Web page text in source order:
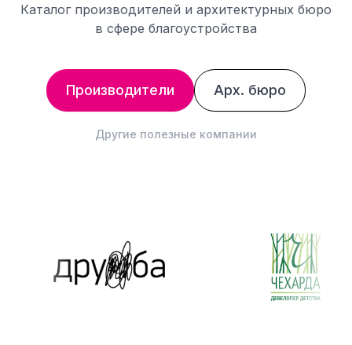
Каталог производителей и архитектурных бюро
в сфере благоустройства
Производители Арх. бюро
Другие полезные компании